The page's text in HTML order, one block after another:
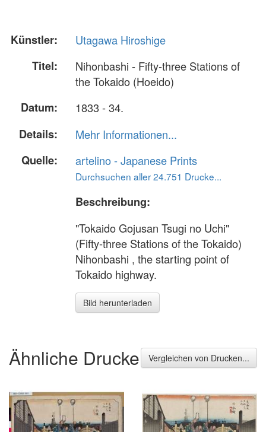
Künstler:
Utagawa Hiroshige
Titel:
Nihonbashi - Fifty-three Stations of
the Tokaido (Hoeido)
Datum:
1833 - 34.
Details:
Mehr Informationen...
Quelle:
artelino - Japanese Prints
Durchsuchen aller 24.751 Drucke...
Beschreibung:
"Tokaido Gojusan Tsugi no Uchi"
(Fifty-three Stations of the Tokaido)
Nihonbashi , the starting point of
Tokaido highway.
Bild herunterladen
Ähnliche Drucke Vergleichen von Drucken...